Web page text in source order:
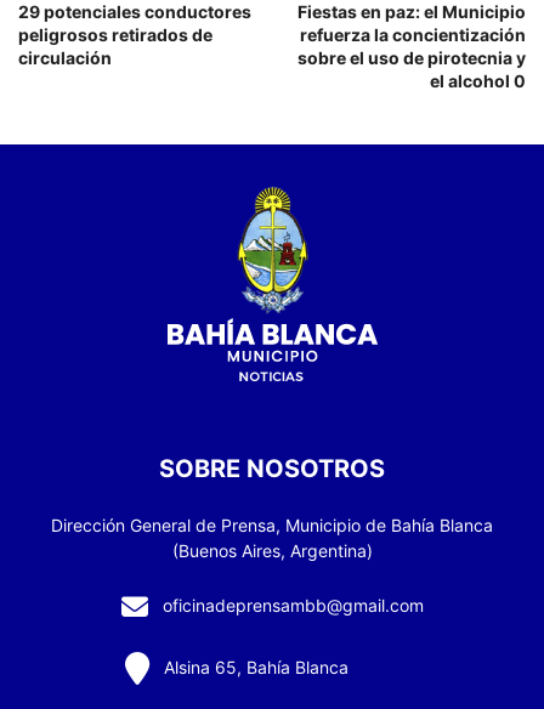
29 potenciales conductores
peligrosos retirados de
circulación
Fiestas en paz: el Municipio
refuerza la concientización
sobre el uso de pirotecnia y
el alcohol 0
SOBRE NOSOTROS
Dirección General de Prensa, Municipio de Bahía Blanca
(Buenos Aires, Argentina)
oficinadeprensambb@gmail.com
Alsina 65, Bahía Blanca